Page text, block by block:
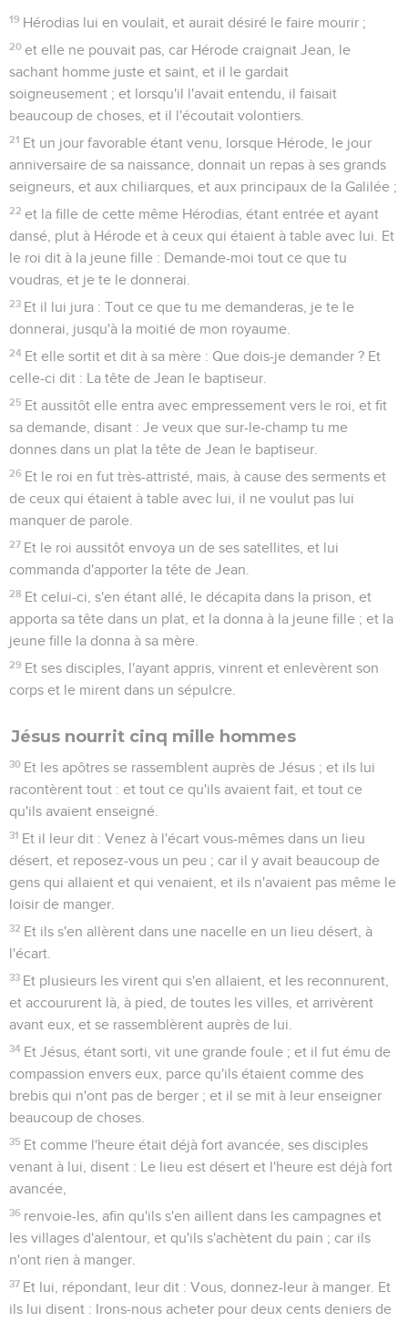
19 Hérodias lui en voulait, et aurait désiré le faire mourir ;
20 et elle ne pouvait pas, car Hérode craignait Jean, le
sachant homme juste et saint, et il le gardait
soigneusement ; et lorsqu'il l'avait entendu, il faisait
beaucoup de choses, et il l'écoutait volontiers.
21 Et un jour favorable étant venu, lorsque Hérode, le jour
anniversaire de sa naissance, donnait un repas à ses grands
seigneurs, et aux chiliarques, et aux principaux de la Galilée ;
22 et la fille de cette même Hérodias, étant entrée et ayant
dansé, plut à Hérode et à ceux qui étaient à table avec lui. Et
le roi dit à la jeune fille : Demande-moi tout ce que tu
voudras, et je te le donnerai.
23 Et il lui jura : Tout ce que tu me demanderas, je te le
donnerai, jusqu'à la moitié de mon royaume.
24 Et elle sortit et dit à sa mère : Que dois-je demander ? Et
celle-ci dit : La tête de Jean le baptiseur.
25 Et aussitôt elle entra avec empressement vers le roi, et fit
sa demande, disant : Je veux que sur-le-champ tu me
donnes dans un plat la tête de Jean le baptiseur.
26 Et le roi en fut très-attristé, mais, à cause des serments et
de ceux qui étaient à table avec lui, il ne voulut pas lui
manquer de parole.
27 Et le roi aussitôt envoya un de ses satellites, et lui
commanda d'apporter la tête de Jean.
28 Et celui-ci, s'en étant allé, le décapita dans la prison, et
apporta sa tête dans un plat, et la donna à la jeune fille ; et la
jeune fille la donna à sa mère.
29 Et ses disciples, l'ayant appris, vinrent et enlevèrent son
corps et le mirent dans un sépulcre.
Jésus nourrit cinq mille hommes
30 Et les apôtres se rassemblent auprès de Jésus ; et ils lui
racontèrent tout : et tout ce qu'ils avaient fait, et tout ce
qu'ils avaient enseigné.
31 Et il leur dit : Venez à l'écart vous-mêmes dans un lieu
désert, et reposez-vous un peu ; car il y avait beaucoup de
gens qui allaient et qui venaient, et ils n'avaient pas même le
loisir de manger.
32 Et ils s'en allèrent dans une nacelle en un lieu désert, à
l'écart.
33 Et plusieurs les virent qui s'en allaient, et les reconnurent,
et accoururent là, à pied, de toutes les villes, et arrivèrent
avant eux, et se rassemblèrent auprès de lui.
34 Et Jésus, étant sorti, vit une grande foule ; et il fut ému de
compassion envers eux, parce qu'ils étaient comme des
brebis qui n'ont pas de berger ; et il se mit à leur enseigner
beaucoup de choses.
35 Et comme l'heure était déjà fort avancée, ses disciples
venant à lui, disent : Le lieu est désert et l'heure est déjà fort
avancée,
36 renvoie-les, afin qu'ils s'en aillent dans les campagnes et
les villages d'alentour, et qu'ils s'achètent du pain ; car ils
n'ont rien à manger.
37 Et lui, répondant, leur dit : Vous, donnez-leur à manger. Et
ils lui disent : Irons-nous acheter pour deux cents deniers de